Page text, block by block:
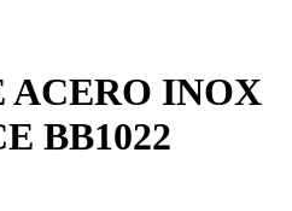
ACERO INOX
BB1022